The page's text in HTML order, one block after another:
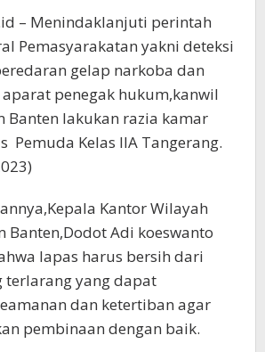
– Menindaklanjuti perintah
Pemasyarakatan yakni deteksi
gelap narkoba dan
penegak hukum,kanwil
Banten lakukan razia kamar
Pemuda Kelas IIA Tangerang.
Kantor Wilayah
Banten,Dodot Adi koeswanto
lapas harus bersih dari
terlarang yang dapat
dan ketertiban agar
pembinaan dengan baik.